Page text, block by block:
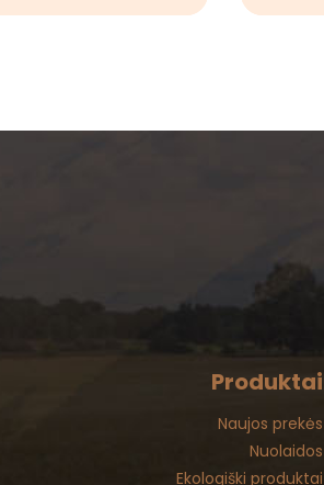
Produktai
Naujos prekės
Nuolaidos
Ekologiški produktai